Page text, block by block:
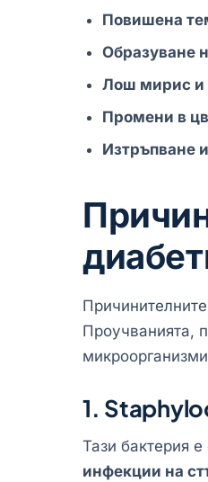
Повишена
Образуване
Лош мирис и
Промени в
Изтръпване
Проучванията,
1.
Тази бактерия
инфекции на